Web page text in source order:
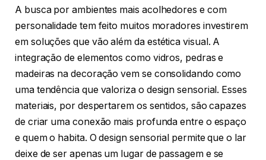
A busca por ambientes mais acolhedores e com
personalidade tem feito muitos moradores investirem
em soluções que vão além da estética visual. A
integração de elementos como vidros, pedras e
madeiras na decoração vem se consolidando como
uma tendência que valoriza o design sensorial. Esses
materiais, por despertarem os sentidos, são capazes
de criar uma conexão mais profunda entre o espaço
e quem o habita. O design sensorial permite que o lar
deixe de ser apenas um lugar de passagem e se